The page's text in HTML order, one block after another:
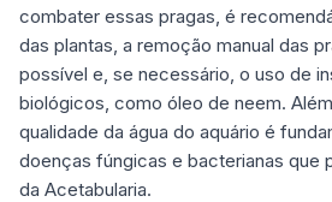
combater essas pragas, é
das plantas, a remoção manual das
possível e, se necessário, o uso de
biológicos, como óleo de neem.
qualidade da água do aquário é
doenças fúngicas e bacterianas que
da Acetabularia.